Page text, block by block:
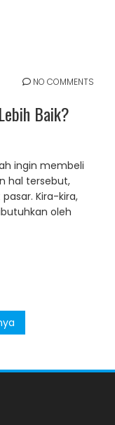
NO COMMENTS
Baik?
ingin membeli
hal tersebut,
Kira-kira,
oleh